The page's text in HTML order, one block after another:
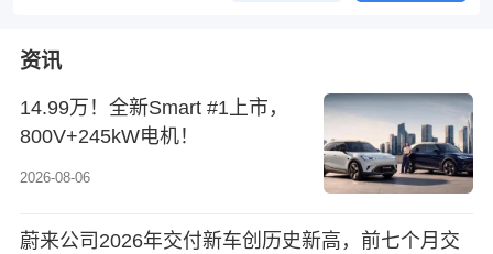
资讯
14.99万！全新Smart #1上市，
800V+245kW电机！
2026-08-06
蔚来公司2026年交付新车创历史新高，前七个月交